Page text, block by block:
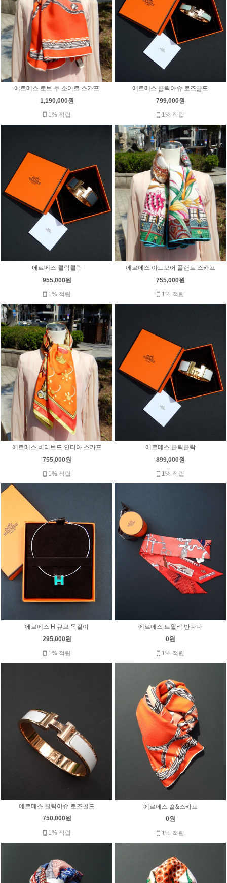
에르메스 로브 두 소이르 스카프
1,190,000원
1% 적립
에르메스 클릭아슈 로즈골드
799,000원
1% 적립
에르메스 클릭클락
955,000원
1% 적립
에르메스 아드모어 플랜트 스카프
755,000원
1% 적립
에르메스 비러브드 인디아 스카프
755,000원
1% 적립
에르메스 클릭클락
899,000원
1% 적립
에르메스 H 큐브 목걸이
295,000원
1% 적립
에르메스 트윌리 반다나
0원
1% 적립
에르메스 클릭아슈 로즈골드
750,000원
1% 적립
에르메스 숄&스카프
0원
1% 적립